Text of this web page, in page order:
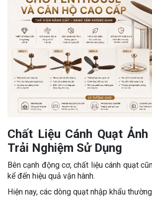
Chất Liệu Cánh Quạt
Trải Nghiệm Sử Dụng
Bên cạnh động cơ, chất liệu cánh quạt
kể đến hiệu quả vận hành.
Hiện nay, các dòng quạt nhập khẩu